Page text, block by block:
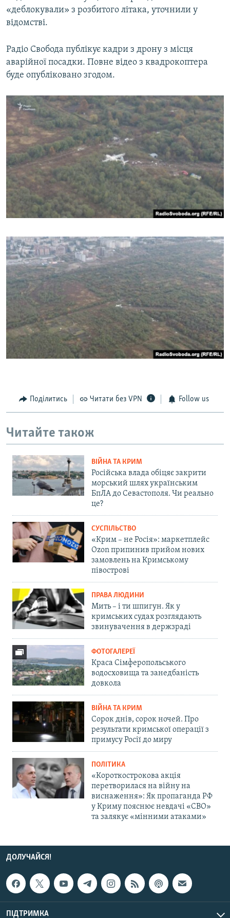
«деблокували» з розбитого літака, уточнили у
відомстві.
Радіо Свобода публікує кадри з дрону з місця
аварійної посадки. Повне відео з квадрокоптера
буде опубліковано згодом.
Поділитись Читати без VPN Follow us
Читайте також
ВІЙНА ТА КРИМ
Російська влада обіцяє закрити
морський шлях українським
БпЛА до Севастополя. Чи реально
це?
СУСПІЛЬСТВО
«Крим – не Росія»: маркетплейс
Ozon припинив прийом нових
замовлень на Кримському
півострові
ПРАВА ЛЮДИНИ
Мить – і ти шпигун. Як у
кримських судах розглядають
звинувачення в держзраді
ФОТОГАЛЕРЕЇ
Краса Сімферопольського
водосховища та занедбаність
довкола
ВІЙНА ТА КРИМ
Сорок днів, сорок ночей. Про
результати кримської операції з
примусу Росії до миру
ПОЛІТИКА
«Короткострокова акція
перетворилася на війну на
виснаження»: Як пропаганда РФ
у Криму пояснює невдачі «СВО»
та залякує «мінними атаками»
ДОЛУЧАЙСЯ!
ПІДТРИМКА